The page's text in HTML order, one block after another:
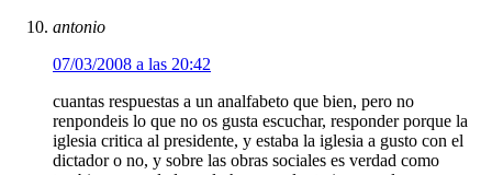
antonio
07/03/2008 a las 20:42
cuantas respuestas a un analfabeto que bien, pero no
renpondeis lo que no os gusta escuchar, responder porque la
iglesia critica al presidente, y estaba la iglesia a gusto con el
dictador o no, y sobre las obras sociales es verdad como